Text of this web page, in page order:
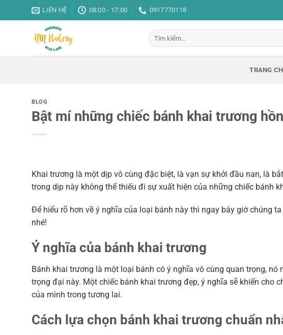
qua
LIÊN HỆ 08:00 - 17:00 0917770118
Tìm
kiếm:
TRANG
BLOG
Bật mí những chiếc bánh khai trương
Khai trương là một dịp vô cùng đặc biệt, là vạn sự khởi đầu nan, là
trong dịp này không thể thiếu đi sự xuất hiện của những chiếc bánh
Để hiểu rõ hơn về ý nghĩa của loại bánh này thì ngay bây giờ chúng
nhé!
Ý nghĩa của bánh khai trương
Bánh khai trương là một loại bánh có ý nghĩa vô cùng quan trọng,
trọng đại này. Một chiếc bánh khai trương đẹp, ý nghĩa sẽ khiến cho
của mình trong tương lai.
Cách lựa chọn bánh khai trương chuẩn